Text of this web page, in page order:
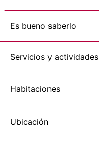
Es bueno saberlo
Servicios y actividades
Habitaciones
Ubicación